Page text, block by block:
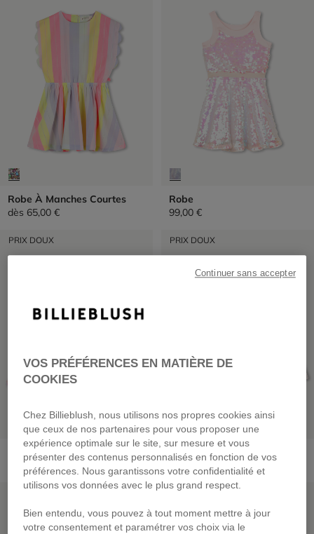
Robe À Manches Courtes
dès 65,00 €
Robe
99,00 €
PRIX DOUX
Jupe Courte
69,00 €
PRIX DOUX
Jupon En Tulle Pailleté
dès59,00 €
PRIX DOUX
VOS PRÉFÉRENCES EN MATIÈRE DE
COOKIES
Chez Billieblush, nous utilisons nos propres cookies ainsi
que ceux de nos partenaires pour vous proposer une
expérience optimale sur le site, sur mesure et vous
présenter des contenus personnalisés en fonction de vos
préférences. Nous garantissons votre confidentialité et
utilisons vos données avec le plus grand respect.
Bien entendu, vous pouvez à tout moment mettre à jour
votre consentement et paramétrer vos choix via le
Continuer sans accepter